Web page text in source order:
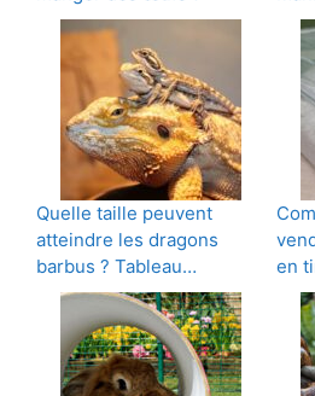
Quelle taille peuvent
atteindre les dragons
barbus ? Tableau…
en